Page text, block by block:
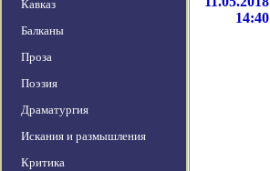
Кавказ
Балканы
Проза
Поэзия
Драматургия
Искания и размышления
Критика
14:40